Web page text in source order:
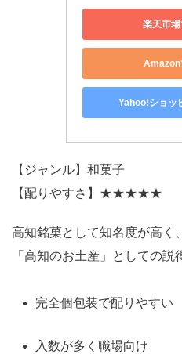
楽天市
Amazon
Yahoo!ショッ
【ジャンル】和菓子
【配りやすさ】★★★★★
高知銘菓として知名度が高く、
「高知のお土産」としての説
完全個包装で配りやすい
入数が多く職場向け